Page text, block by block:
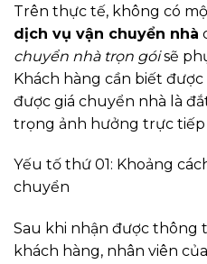
Trên thực tế, không có
dịch vụ vận chuyển nhà
chuyển nhà trọn góisẽ
Khách hàng cần biết
được giá chuyển nhà là
trọng ảnh hưởng trực tiếp
Yếu tố thứ 01: Khoảng
chuyển
Sau khi nhận được thông
khách hàng, nhân viên